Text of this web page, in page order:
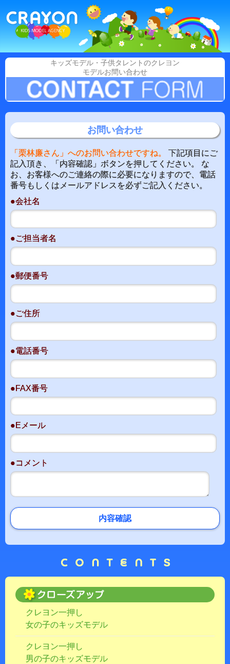
キッズモデル・子供タレントのクレヨン
モデルお問い合わせ
お問い合わせ
「栗林廉さん」へのお問い合わせですね。
下記項目にご
記入頂き、「内容確認」ボタンを押してください。 な
お、お客様へのご連絡の際に必要になりますので、電話
番号もしくはメールアドレスを必ずご記入ください。
●会社名
●ご担当者名
●郵便番号
●ご住所
●電話番号
●FAX番号
●Eメール
●コメント
内容確認
クレヨン一押し
女の子のキッズモデル
クレヨン一押し
男の子のキッズモデル